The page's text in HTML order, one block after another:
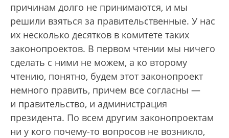
причинам долго не принимаются, и мы
решили взяться за правительственные. У нас
их несколько десятков в комитете таких
законопроектов. В первом чтении мы ничего
сделать с ними не можем, а ко второму
чтению, понятно, будем этот законопроект
немного править, причем все согласны —
и правительство, и администрация
президента. По всем другим законопроектам
ни у кого почему-то вопросов не возникло,